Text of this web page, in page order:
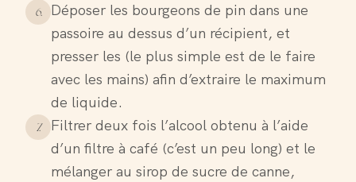
6.
Déposer les bourgeons de pin dans une
passoire au dessus d’un récipient, et
presser les (le plus simple est de le faire
avec les mains) afin d’extraire le maximum
de liquide.
7.
Filtrer deux fois l’alcool obtenu à l’aide
d’un filtre à café (c’est un peu long) et le
mélanger au sirop de sucre de canne,